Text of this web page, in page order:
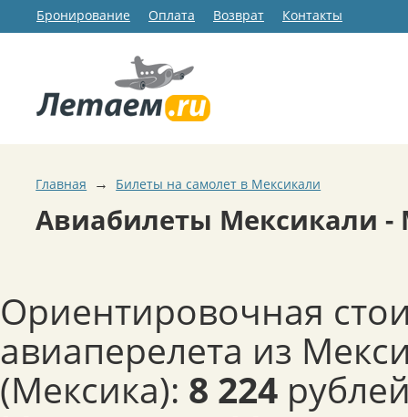
Бронирование Оплата Возврат Контакты
Главная → Билеты на самолет в Мексикали
Авиабилеты Мексикали -
Ориентировочная
авиаперелета из
(Мексика): 8 224